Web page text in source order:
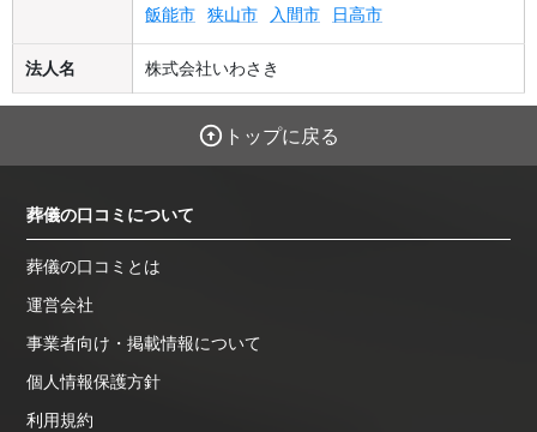
飯能市 狭山市 入間市 日高市
法人名 株式会社いわさき
トップに戻る
葬儀の口コミについて
葬儀の口コミとは
運営会社
事業者向け・掲載情報について
個人情報保護方針
利用規約